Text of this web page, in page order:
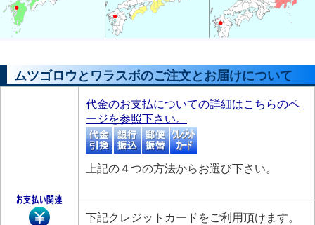
ムツゴロウとワラスボのご注文とお届けについて
代金のお支払についての詳細はこちらのペ
ージを参照下さい。
上記の４つの方法からお選び下さい。
下記クレジットカードをご利用頂けます。